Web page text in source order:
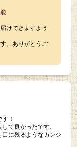
けできますよう
。ありがとうご
！
て良かったです。
に残るようなカンジ